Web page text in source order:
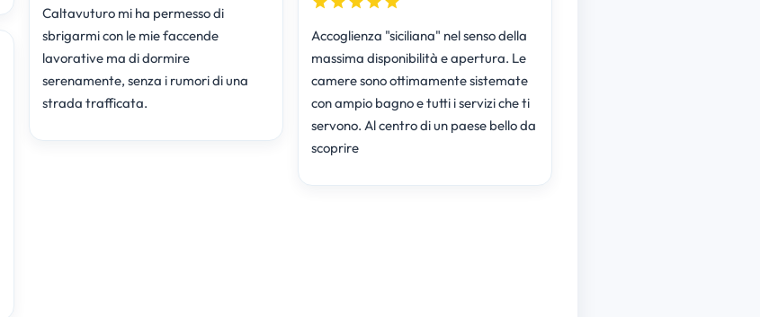
Caltavuturo mi ha permesso di
sbrigarmi con le mie faccende
lavorative ma di dormire
serenamente, senza i rumori di una
strada trafficata.
Accoglienza "siciliana" nel senso della
massima disponibilità e apertura. Le
camere sono ottimamente sistemate
con ampio bagno e tutti i servizi che ti
servono. Al centro di un paese bello da
scoprire